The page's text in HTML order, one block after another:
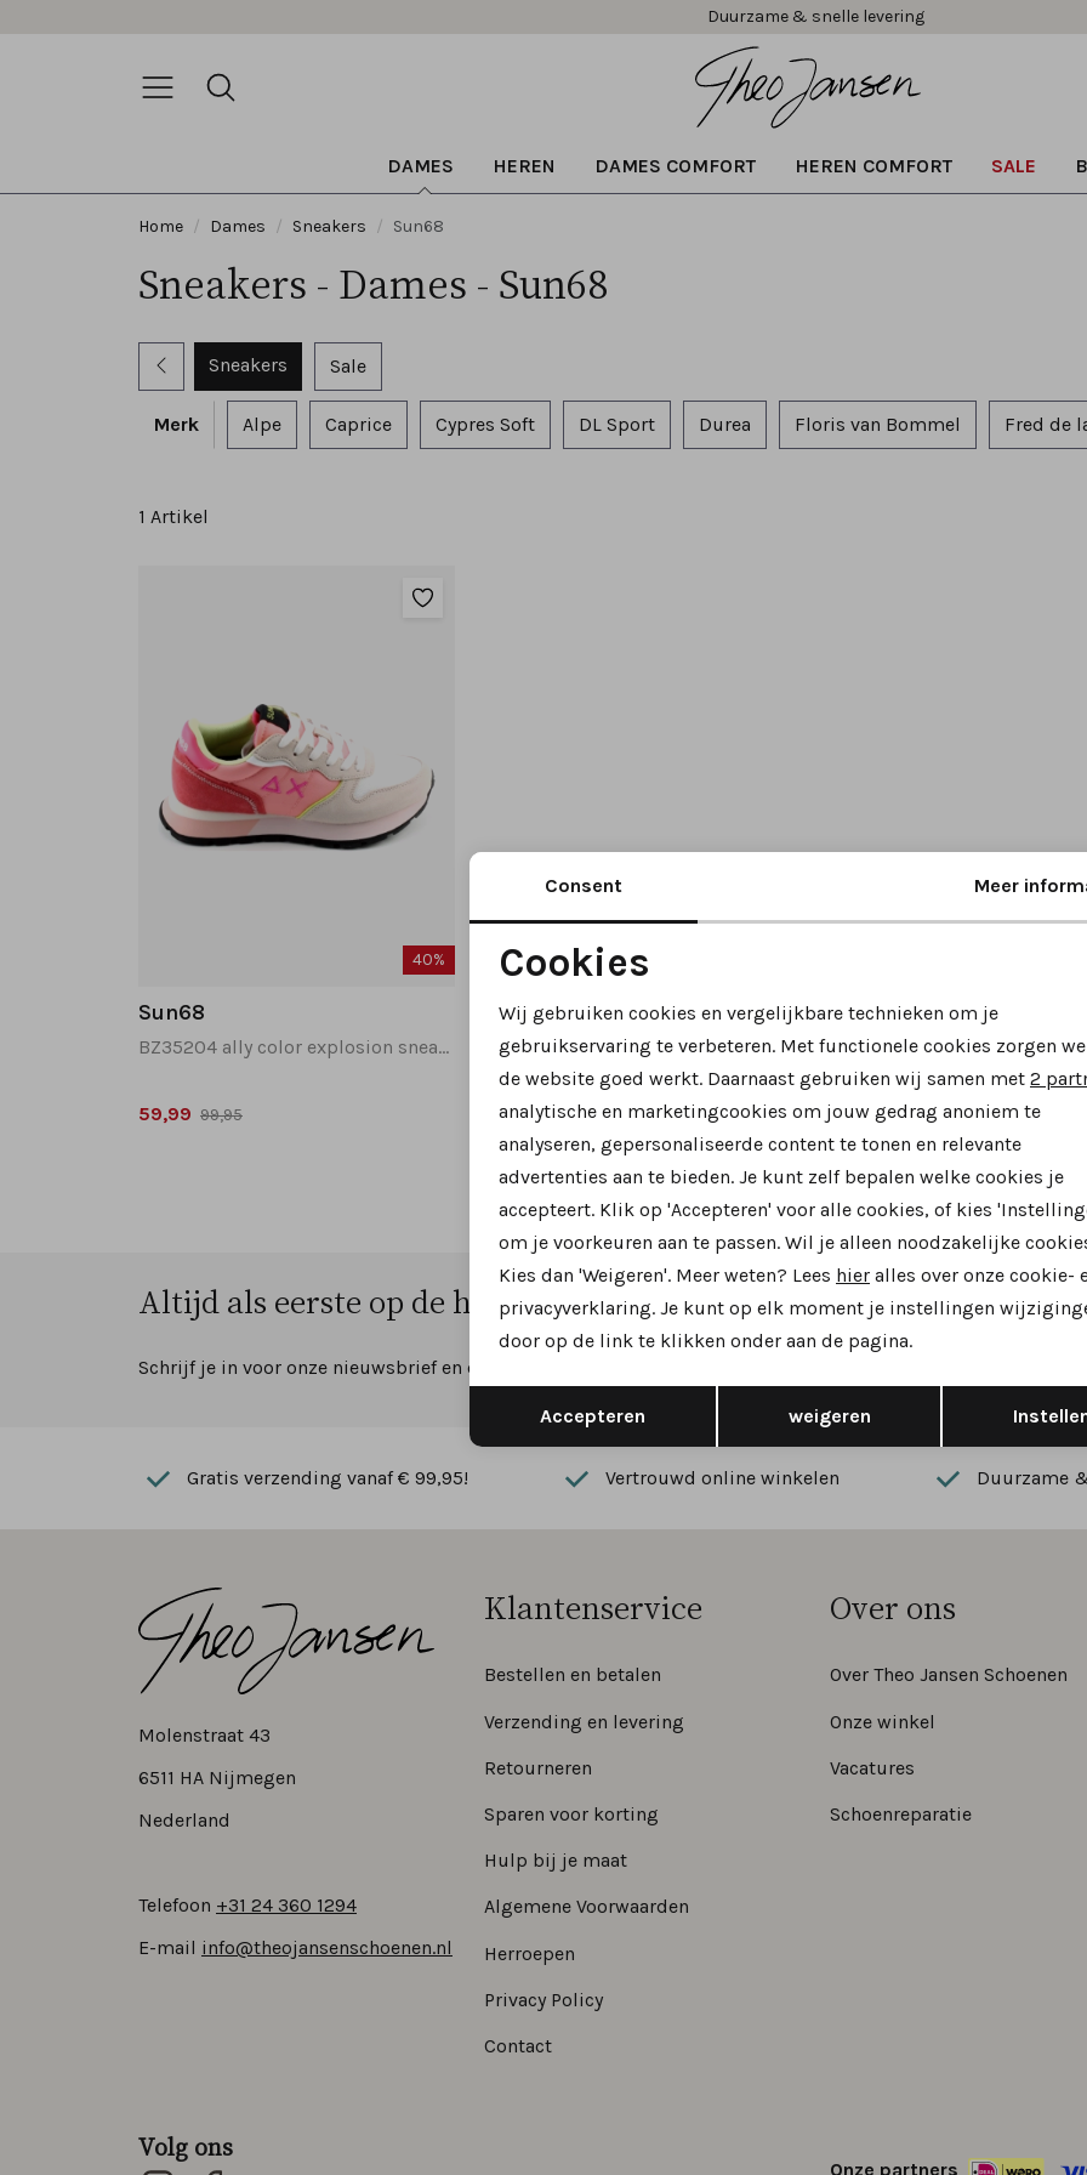
Duurzame & snelle levering
DAMES HEREN DAMES COMFORT HEREN COMFORT SALE
Home Dames Sneakers Sun68
Sneakers - Dames - Sun68
Sneakers Sale
Merk Alpe Caprice Cypres Soft DL Sport Durea Floris van Bommel Fred de
1 Artikel
40%
Sun68
BZ35204 ally color explosion sneakers beige
59,99 99,95
Altijd als eerste op de hoogte zijn?
Schrijf je in voor onze nieuwsbrief en ontvang dan ook gelijk €5,- korting! Hoe we met je data
Gratis verzending vanaf € 99,95! Vertrouwd online winkelen Duurzame
Molenstraat 43
6511 HA Nijmegen
Nederland
Telefoon +31 24 360 1294
E-mail info@theojansenschoenen.nl
Klantenservice
Bestellen en betalen
Verzending en levering
Retourneren
Sparen voor korting
Hulp bij je maat
Algemene Voorwaarden
Herroepen
Privacy Policy
Contact
Over ons
Over Theo Jansen Schoenen
Onze winkel
Vacatures
Schoenreparatie
Volg ons
Onze partners
Noodzakelijke cookies
Analytische cookies Marketing cookies
Terug Opslaan
Consent Meer
Cookies
Wij gebruiken cookies en vergelijkbare technieken om je
gebruikservaring te verbeteren. Met functionele cookies zorgen
de website goed werkt. Daarnaast gebruiken wij samen met 2
analytische en marketingcookies om jouw gedrag anoniem te
analyseren, gepersonaliseerde content te tonen en relevante
advertenties aan te bieden. Je kunt zelf bepalen welke cookies je
accepteert. Klik op 'Accepteren' voor alle cookies, of kies
om je voorkeuren aan te passen. Wil je alleen noodzakelijke
Kies dan 'Weigeren'. Meer weten? Lees hier alles over onze cookie-
privacyverklaring. Je kunt op elk moment je instellingen
door op de link te klikken onder aan de pagina.
Accepteren weigeren